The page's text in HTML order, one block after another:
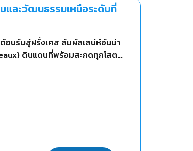
และวัฒนธรรมเหนือระดับที่
อนรับสู่ฝรั่งเศส สัมผัสเสน่ห์อันน่า
ดินแดนที่พร้อมสะกดทุกโสต
รสเลิศที่มีความหวานละมุนตัดกับ
ลางบรรยากาศสุดคลาสสิกในชา
อตแลนติก ลิ้มลองหอยนางรมสดๆ
น์แก้วโปรดได้อย่างสมบูรณ์แบบ,
บราณ จุดกำเนิดแนวคิดเปลี่ยนโลก
& Dordogne และ